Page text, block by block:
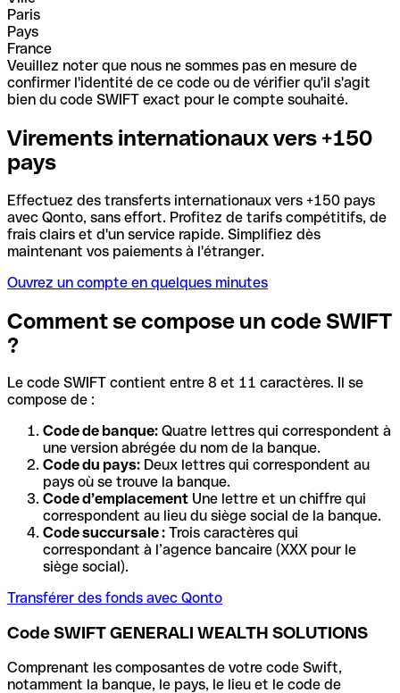
Paris
Pays
France
Veuillez noter que nous ne sommes pas en mesure de
confirmer l'identité de ce code ou de vérifier qu'il s'agit
bien du code SWIFT exact pour le compte souhaité.
Virements internationaux vers +150
pays
Effectuez des transferts internationaux vers +150 pays
avec Qonto, sans effort. Profitez de tarifs compétitifs, de
frais clairs et d'un service rapide. Simplifiez dès
maintenant vos paiements à l'étranger.
Ouvrez un compte en quelques minutes
Comment se compose un code SWIFT
?
Le code SWIFT contient entre 8 et 11 caractères. Il se
compose de :
Code de banque: Quatre lettres qui correspondent à
une version abrégée du nom de la banque.
Code du pays: Deux lettres qui correspondent au
pays où se trouve la banque.
Code d’emplacement Une lettre et un chiffre qui
correspondent au lieu du siège social de la banque.
Code succursale : Trois caractères qui
correspondant à l’agence bancaire (XXX pour le
siège social).
Transférer des fonds avec Qonto
Code SWIFT GENERALI WEALTH SOLUTIONS
Comprenant les composantes de votre code Swift,
notamment la banque, le pays, le lieu et le code de